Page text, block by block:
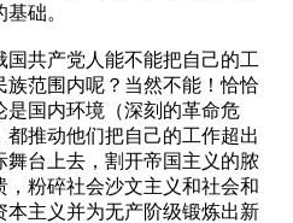
的基础。
共产党人能不能把自己的工
范围内呢？当然不能！恰恰
国内环境（深刻的革命危
推动他们把自己的工作超出
台上去，割开帝国主义的脓
粉碎社会沙文主义和社会和
主义并为无产阶级锻炼出新